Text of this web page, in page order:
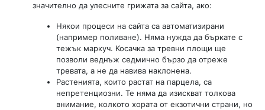
значително да улесните грижата за сайта, ако:
Някои процеси на сайта са автоматизирани
(например поливане). Няма нужда да бъркате с
тежък маркуч. Косачка за тревни площи ще
позволи веднъж седмично бързо да отреже
тревата, а не да навива наклонена.
Растенията, които растат на парцела, са
непретенциозни. Те няма да изискват толкова
внимание, колкото хората от екзотични страни, но